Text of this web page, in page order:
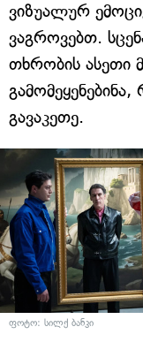
ვიზუალურ
ვაგროვებთ.
თხრობის ასეთი
გავაკეთე.
ფოტო: სილქ ბანკი